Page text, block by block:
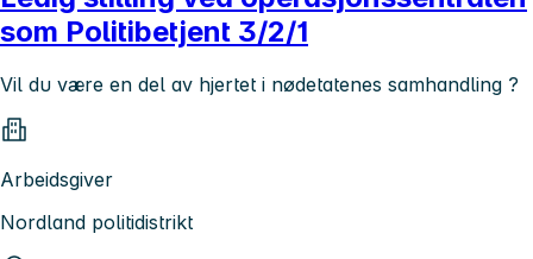
som Politibetjent 3/2/1
Vil du være en del av hjertet i nødetatenes samhandling ?
Arbeidsgiver
Nordland politidistrikt